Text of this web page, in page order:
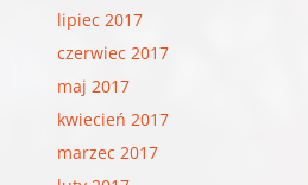
lipiec 2017
czerwiec 2017
maj 2017
kwiecień 2017
marzec 2017